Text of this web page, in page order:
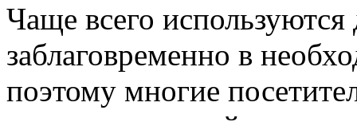
Чаще всего используются
заблаговременно в
поэтому многие